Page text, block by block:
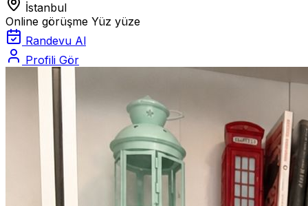
İstanbul
Online görüşme Yüz yüze
Randevu Al
Profili Gör